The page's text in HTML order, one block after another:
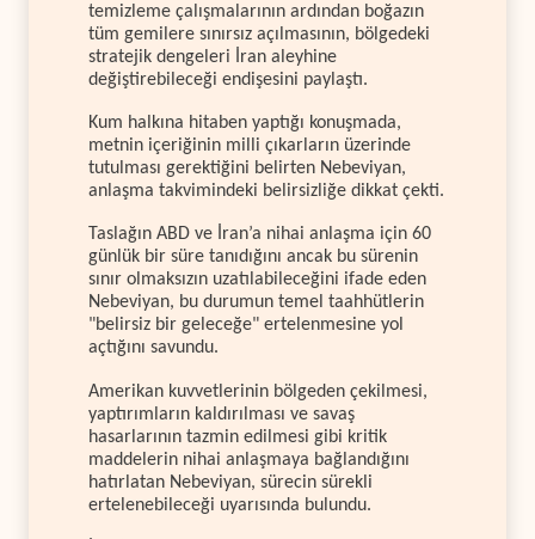
temizleme çalışmalarının ardından boğazın
tüm gemilere sınırsız açılmasının, bölgedeki
stratejik dengeleri İran aleyhine
değiştirebileceği endişesini paylaştı.
Kum halkına hitaben yaptığı konuşmada,
metnin içeriğinin milli çıkarların üzerinde
tutulması gerektiğini belirten Nebeviyan,
anlaşma takvimindeki belirsizliğe dikkat çekti.
Taslağın ABD ve İran’a nihai anlaşma için 60
günlük bir süre tanıdığını ancak bu sürenin
sınır olmaksızın uzatılabileceğini ifade eden
Nebeviyan, bu durumun temel taahhütlerin
"belirsiz bir geleceğe" ertelenmesine yol
açtığını savundu.
Amerikan kuvvetlerinin bölgeden çekilmesi,
yaptırımların kaldırılması ve savaş
hasarlarının tazmin edilmesi gibi kritik
maddelerin nihai anlaşmaya bağlandığını
hatırlatan Nebeviyan, sürecin sürekli
ertelenebileceği uyarısında bulundu.